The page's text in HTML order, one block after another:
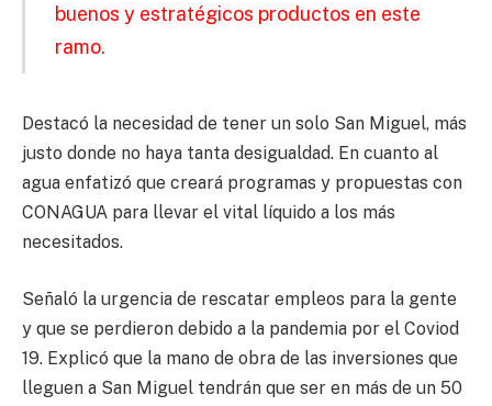
buenos y estratégicos productos en este
ramo.
Destacó la necesidad de tener un solo San Miguel, más
justo donde no haya tanta desigualdad. En cuanto al
agua enfatizó que creará programas y propuestas con
CONAGUA para llevar el vital líquido a los más
necesitados.
Señaló la urgencia de rescatar empleos para la gente
y que se perdieron debido a la pandemia por el Coviod
19. Explicó que la mano de obra de las inversiones que
lleguen a San Miguel tendrán que ser en más de un 50